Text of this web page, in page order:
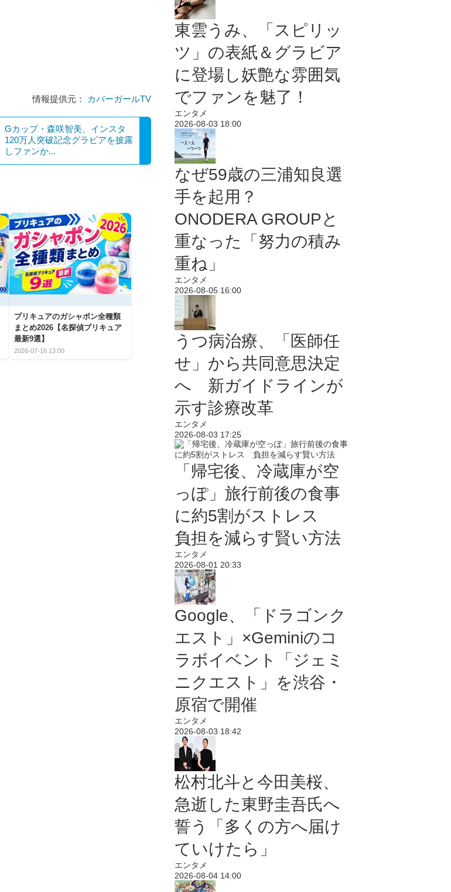
情報提供元：
カバーガールTV
Gカップ・森咲智美、インスタ
120万人突破記念グラビアを披露
しファンか...
プリキュアのガシャポン全種類
まとめ2026【名探偵プリキュア
最新9選】
2026-07-16 13:00
東雲うみ、「スピリッ
ツ」の表紙＆グラビア
に登場し妖艶な雰囲気
でファンを魅了！
エンタメ
2026-08-03 18:00
なぜ59歳の三浦知良選
手を起用？
ONODERA GROUPと
重なった「努力の積み
重ね」
エンタメ
2026-08-05 16:00
うつ病治療、「医師任
せ」から共同意思決定
へ 新ガイドラインが
示す診療改革
エンタメ
2026-08-03 17:25
「帰宅後、冷蔵庫が空
っぽ」旅行前後の食事
に約5割がストレス
負担を減らす賢い方法
エンタメ
2026-08-01 20:33
Google、「ドラゴンク
エスト」×Geminiのコ
ラボイベント「ジェミ
ニクエスト」を渋谷・
原宿で開催
エンタメ
2026-08-03 18:42
松村北斗と今田美桜、
急逝した東野圭吾氏へ
誓う「多くの方へ届け
ていけたら」
エンタメ
2026-08-04 14:00